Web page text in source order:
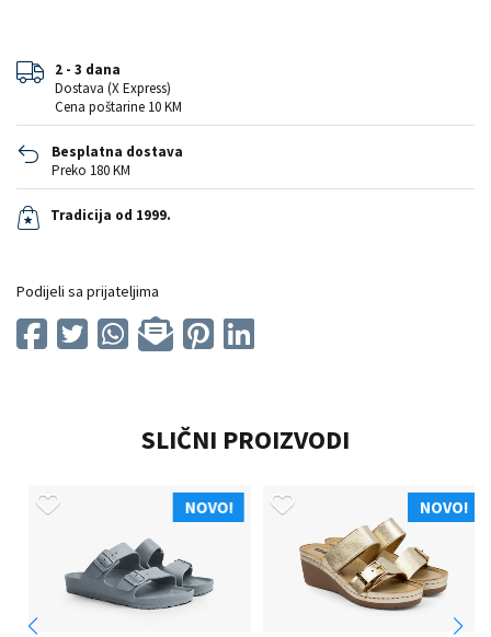
2 - 3 dana
Dostava (X Express)
Cena poštarine 10 KM
Besplatna dostava
Preko 180 KM
Tradicija od 1999.
Podijeli sa prijateljima
SLIČNI PROIZVODI
NOVO! NOVO!